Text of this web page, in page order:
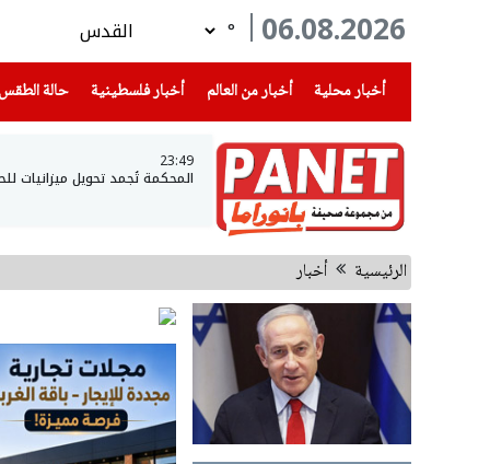
06.08.2026
°
أخبار محلية
(current) أخبار من العالم أخبار فلسطينية(current) حالة الطقس
23:49
المحكمة تُجمد تحويل ميزانيات
الرئيسية أخبار